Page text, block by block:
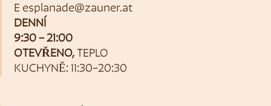
E esplanade@zauner.at
DENNÍ
9:30 – 21:00
OTEVŘENO, TEPLO
KUCHYNĚ: 11:30–20:30